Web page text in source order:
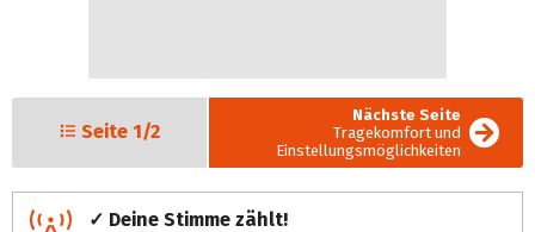
Seite 1/2
Nächste Seite
Tragekomfort und
Einstellungsmöglichkeiten
✓ Deine Stimme zählt!